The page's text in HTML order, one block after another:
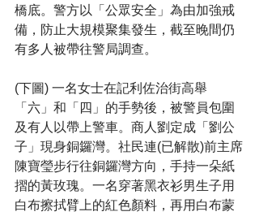
橋底。警方以「公眾安全」為由加強戒
備，防止大規模聚集發生，截至晚間仍
有多人被帶往警局調查。
(下圖) 一名女士在記利佐治街高舉
「六」和「四」的手勢後，被警員包圍
及有人以帶上警車。商人劉定成「劉公
子」現身銅鑼灣。社民連(已解散)前主席
陳寶瑩步行往銅鑼灣方向，手持一朵紙
摺的黃玫瑰。 一名穿著黑衣衫男生子用
白布擦拭臂上的紅色顏料，再用白布蒙